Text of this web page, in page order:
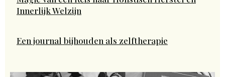
Innerlijk Welzijn
Een journal bijhouden als zelftherapie